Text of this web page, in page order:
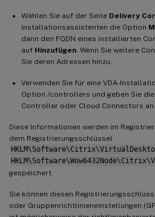
Wählen Sie auf der Seite Delivery
Installationsassistenten die Option
dann den FQDN eines installierten
auf Hinzufügen . Wenn Sie weitere
Sie deren Adressen hinzu.
Verwenden Sie für eine VDA-
Option /controllers und geben Sie
Controller oder Cloud Connectors an.
Diese Informationen werden im
dem Registrierungsschlüssel
gespeichert.
Sie können diesen
oder Gruppenrichtlinieneinstellungen